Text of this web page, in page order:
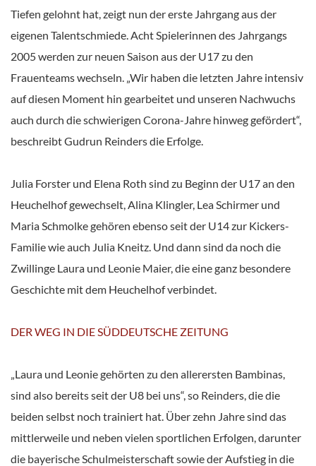
Tiefen gelohnt hat, zeigt nun der erste Jahrgang aus der
eigenen Talentschmiede. Acht Spielerinnen des Jahrgangs
2005 werden zur neuen Saison aus der U17 zu den
Frauenteams wechseln. „Wir haben die letzten Jahre intensiv
auf diesen Moment hin gearbeitet und unseren Nachwuchs
auch durch die schwierigen Corona-Jahre hinweg gefördert“,
beschreibt Gudrun Reinders die Erfolge.
Julia Forster und Elena Roth sind zu Beginn der U17 an den
Heuchelhof gewechselt, Alina Klingler, Lea Schirmer und
Maria Schmolke gehören ebenso seit der U14 zur Kickers-
Familie wie auch Julia Kneitz. Und dann sind da noch die
Zwillinge Laura und Leonie Maier, die eine ganz besondere
Geschichte mit dem Heuchelhof verbindet.
DER WEG IN DIE SÜDDEUTSCHE ZEITUNG
„Laura und Leonie gehörten zu den allerersten Bambinas,
sind also bereits seit der U8 bei uns“, so Reinders, die die
beiden selbst noch trainiert hat. Über zehn Jahre sind das
mittlerweile und neben vielen sportlichen Erfolgen, darunter
die bayerische Schulmeisterschaft sowie der Aufstieg in die